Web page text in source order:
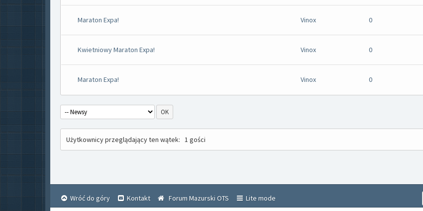
Maraton Expa! Vinox 0
Kwietniowy Maraton Expa! Vinox 0
Maraton Expa! Vinox 0
Użytkownicy przeglądający ten wątek: 1 gości
Wróć do góry Kontakt Forum Mazurski OTS Lite mode